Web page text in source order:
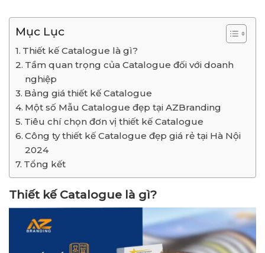
Mục Lục
Thiết kế Catalogue là gì?
Tầm quan trọng của Catalogue đối với doanh
nghiệp
Bảng giá thiết kế Catalogue
Một số Mẫu Catalogue đẹp tại AZBranding
Tiêu chí chọn đơn vị thiết kế Catalogue
Công ty thiết kế Catalogue đẹp giá rẻ tại Hà Nội
2024
Tổng kết
Thiết kế Catalogue là gì?